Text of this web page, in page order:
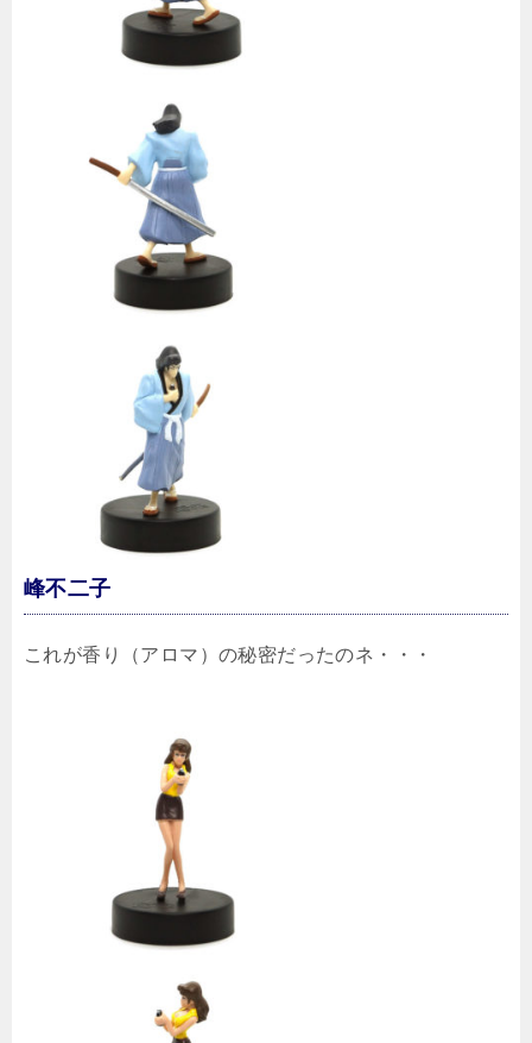
峰不二子
これが香り（アロマ）の秘密だったのネ・・・